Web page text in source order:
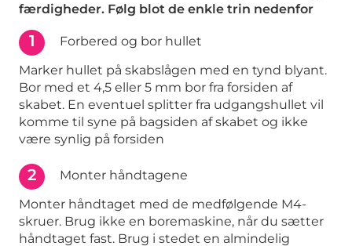
færdigheder. Følg blot de enkle trin nedenfor
1
Forbered og bor hullet
Marker hullet på skabslågen med en tynd blyant.
Bor med et 4,5 eller 5 mm bor fra forsiden af
skabet. En eventuel splitter fra udgangshullet vil
komme til syne på bagsiden af skabet og ikke
være synlig på forsiden
2
Monter håndtagene
Monter håndtaget med de medfølgende M4-
skruer. Brug ikke en boremaskine, når du sætter
håndtaget fast. Brug i stedet en almindelig